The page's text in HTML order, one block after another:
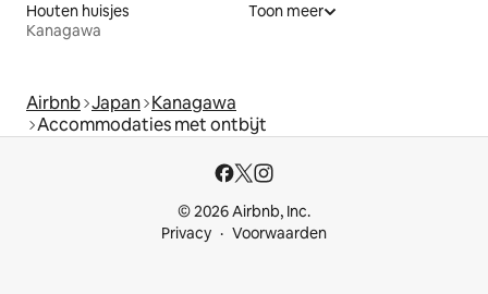
Houten huisjes
Kanagawa
Toon meer
Airbnb Japan Kanagawa
Accommodaties met ontbijt
© 2026 Airbnb, Inc.
Privacy
Voorwaarden